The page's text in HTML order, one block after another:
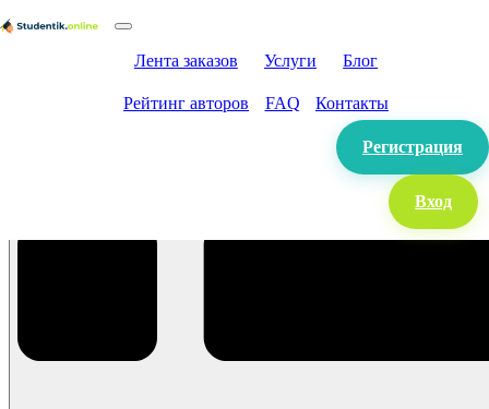
Лента заказов Услуги Блог
Рейтинг авторов FAQ Контакты
Регистрация
Вход